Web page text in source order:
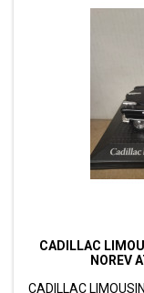
CADILLAC
NOREV
CADILLAC